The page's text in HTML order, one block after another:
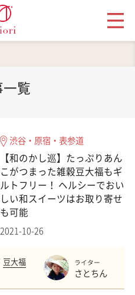
一覧
渋谷・原宿・表参道
【和のかし巡】たっぷりあん
こがつまった雑穀豆大福もギ
ルトフリー！ ヘルシーでおい
しい和スイーツはお取り寄せ
も可能
2021-10-26
豆大福 ライター
さとちん